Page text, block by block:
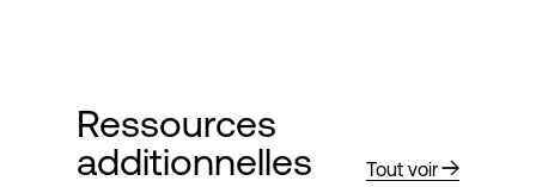
Ressources
additionnelles
Tout voir